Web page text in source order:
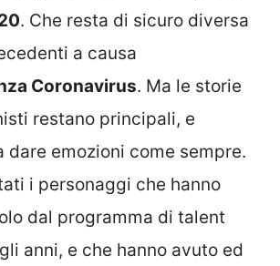
. Che resta di sicuro diversa
a causa
Coronavirus. Ma le storie
restano principali, e
dare emozioni come sempre.
i personaggi che hanno
dal programma di talent
anni, e che hanno avuto ed